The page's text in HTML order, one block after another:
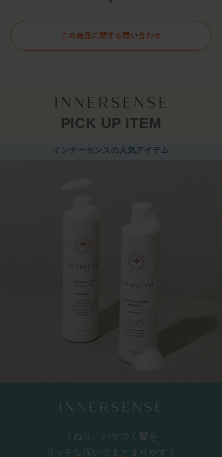
この商品に関する問い合わせ
PICK UP ITEM
インナーセンスの人気アイテム
うねり、パサつく髪を
リッチな潤いでまとまりやすく